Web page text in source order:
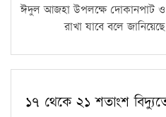
ঈদুল আজহা উপলক্ষে দোকানপাট ও
রাখা যাবে বলে
১৭ থেকে ২১ শতাংশ